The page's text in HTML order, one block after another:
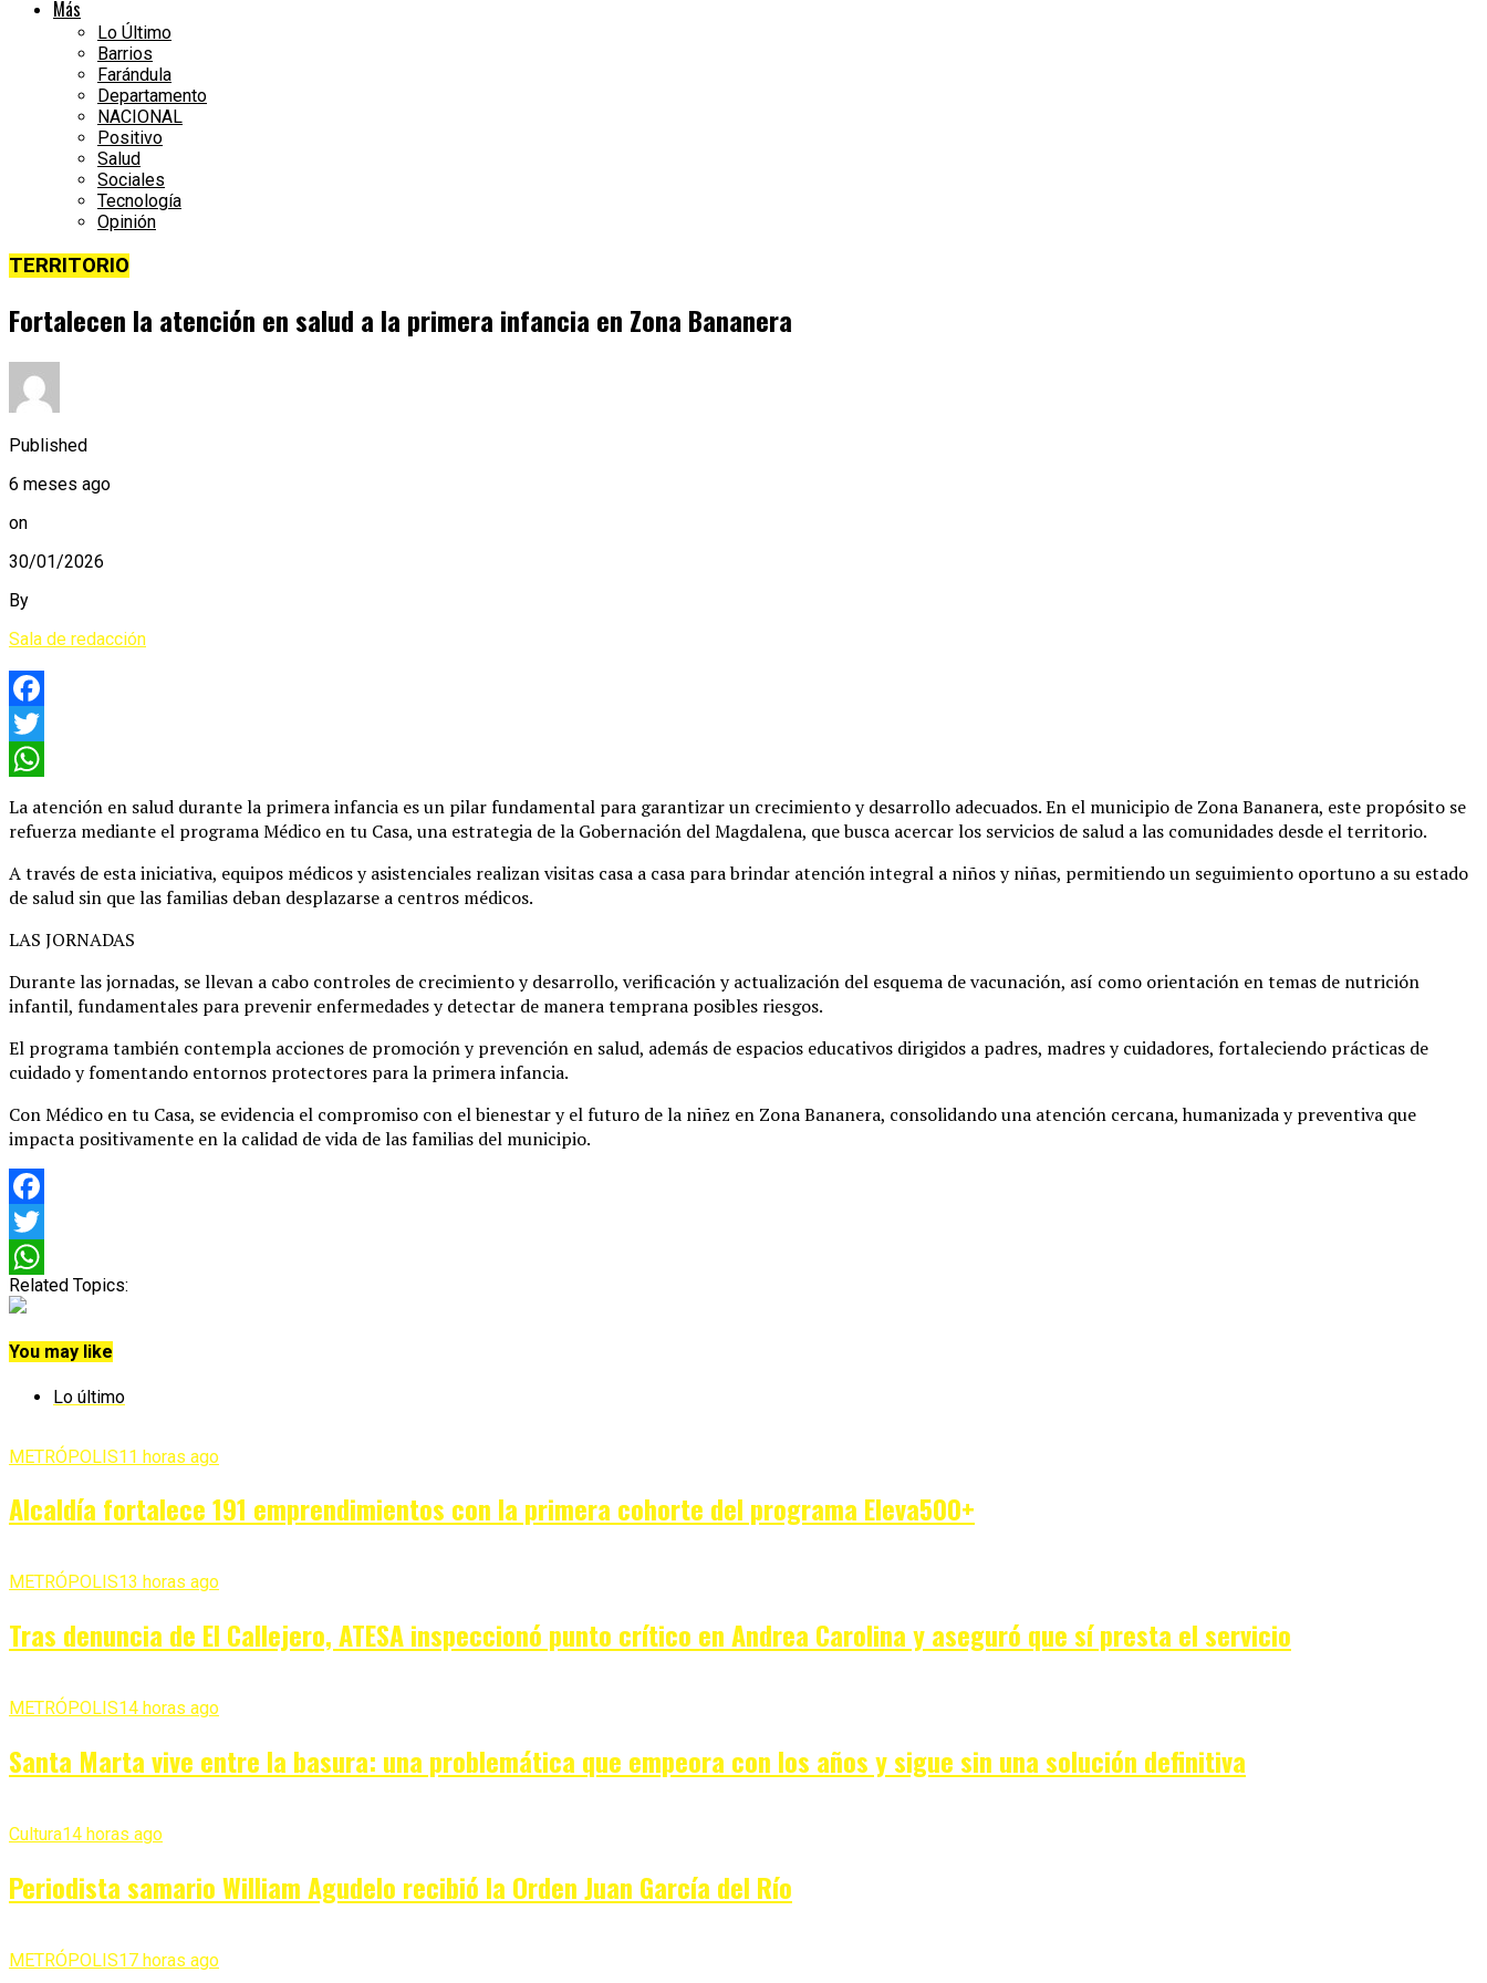
Más
Lo Último
Barrios
Farándula
Departamento
NACIONAL
Positivo
Salud
Sociales
Tecnología
Opinión
TERRITORIO
Fortalecen la atención en salud a la primera infancia en Zona Bananera
Published
6 meses ago
on
30/01/2026
By
Sala de redacción
Facebook
Twitter
La atención en salud durante la primera infancia es un pilar fundamental para garantizar un crecimiento y desarrollo adecuados. En el municipio de Zona Bananera, este propósito se
refuerza mediante el programa Médico en tu Casa, una estrategia de la Gobernación del Magdalena, que busca acercar los servicios de salud a las comunidades desde el territorio.
A través de esta iniciativa, equipos médicos y asistenciales realizan visitas casa a casa para brindar atención integral a niños y niñas, permitiendo un seguimiento oportuno a su estado
de salud sin que las familias deban desplazarse a centros médicos.
LAS JORNADAS
Durante las jornadas, se llevan a cabo controles de crecimiento y desarrollo, verificación y actualización del esquema de vacunación, así como orientación en temas de nutrición
infantil, fundamentales para prevenir enfermedades y detectar de manera temprana posibles riesgos.
El programa también contempla acciones de promoción y prevención en salud, además de espacios educativos dirigidos a padres, madres y cuidadores, fortaleciendo prácticas de
cuidado y fomentando entornos protectores para la primera infancia.
Con Médico en tu Casa, se evidencia el compromiso con el bienestar y el futuro de la niñez en Zona Bananera, consolidando una atención cercana, humanizada y preventiva que
impacta positivamente en la calidad de vida de las familias del municipio.
Facebook
Twitter
WhatsApp
Related Topics:
You may like
Lo último
METRÓPOLIS11 horas ago
Alcaldía fortalece 191 emprendimientos con la primera cohorte del programa Eleva500+
METRÓPOLIS13 horas ago
Tras denuncia de El Callejero, ATESA inspeccionó punto crítico en Andrea Carolina y aseguró que sí presta el servicio
METRÓPOLIS14 horas ago
Santa Marta vive entre la basura: una problemática que empeora con los años y sigue sin una solución definitiva
Cultura14 horas ago
Periodista samario William Agudelo recibió la Orden Juan García del Río
METRÓPOLIS17 horas ago